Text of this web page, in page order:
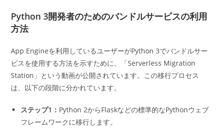
Python 3開発者のためのバンドルサービスの利用
方法
App Engineを利用しているユーザーがPython 3でバンドルサー
ビスを使用する方法を示すために、「Serverless Migration
Station」という動画が公開されています。この移行プロセス
は、以下の段階に分かれています。
ステップ1： Python 2からFlaskなどの標準的なPythonウェブ
フレームワークに移行します。